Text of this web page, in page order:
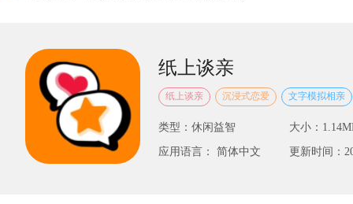
纸上谈亲
纸上谈亲 沉浸式恋爱 文字模拟相亲
类型：休闲益智 大小：
应用语言： 简体中文 更新时间：